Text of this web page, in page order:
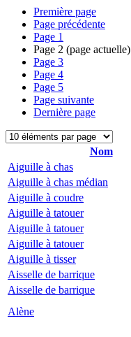
Première page
Page précédente
Page 1
Page 2 (page actuelle)
Page 3
Page 4
Page 5
Page suivante
Dernière page
Nom
Aiguille à chas
Aiguille à chas médian
Aiguille à coudre
Aiguille à tatouer
Aiguille à tatouer
Aiguille à tatouer
Aiguille à tisser
Aisselle de barrique
Aisselle de barrique
Alène